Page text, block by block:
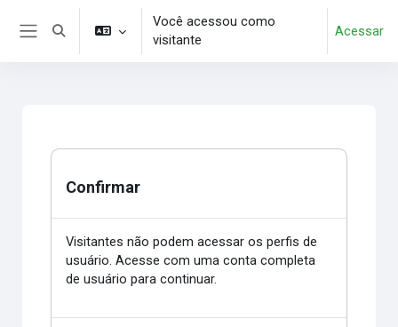
Ir para o conteúdo principal
Alternar entrada de pesquisa
Você acessou como
visitante
Acessar
Confirmar
Visitantes não podem acessar os perfis de
usuário. Acesse com uma conta completa
de usuário para continuar.